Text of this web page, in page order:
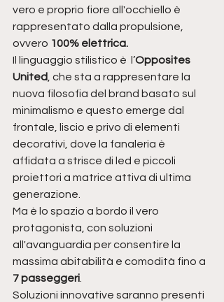
vero e proprio fiore all'occhiello è
rappresentato dalla propulsione,
ovvero 100% elettrica.
Il linguaggio stilistico è  l’Opposites
United , che sta a rappresentare la
nuova filosofia del brand basato sul
minimalismo e questo emerge dal
frontale, liscio e privo di elementi
decorativi, dove la fanaleria è
affidata a strisce di led e piccoli
proiettori a matrice attiva di ultima
generazione.
Ma è lo spazio a bordo il vero
protagonista, con soluzioni
all'avanguardia per consentire la
massima abitabilità e comodità fino a
7 passeggeri
Soluzioni innovative saranno presenti